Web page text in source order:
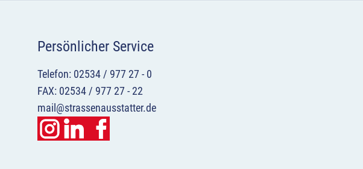
Persönlicher Service
Telefon: 02534 / 977 27 - 0
FAX: 02534 / 977 27 - 22
mail@strassenausstatter.de